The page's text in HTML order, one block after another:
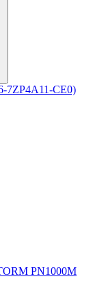
7ZP4A11-CE0)